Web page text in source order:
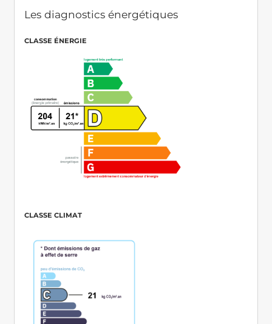
Les diagnostics énergétiques
CLASSE ÉNERGIE
CLASSE CLIMAT